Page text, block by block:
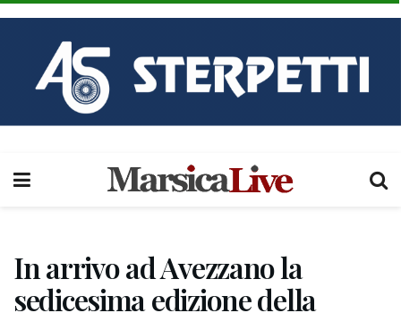
In arrivo ad Avezzano la
sedicesima edizione della